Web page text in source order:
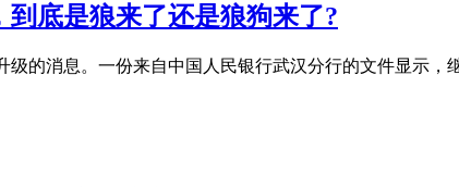
底是狼来了还是狼狗来了?
级的消息。一份来自中国人民银行武汉分行的文件显示